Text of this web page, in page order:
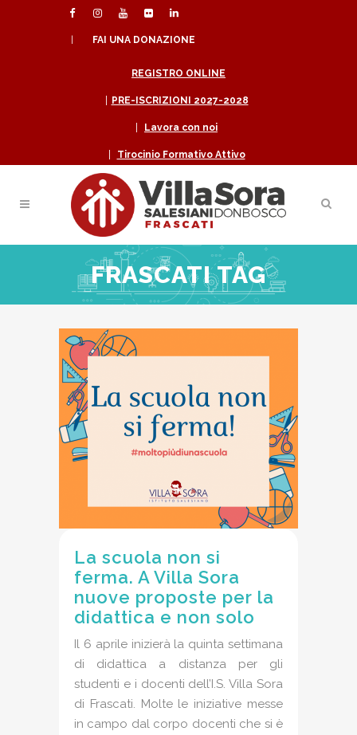
FAI UNA DONAZIONE
REGISTRO ONLINE
PRE-ISCRIZIONI 2027-2028
Lavora con noi
Tirocinio Formativo Attivo
FRASCATI TAG
La scuola non si
ferma. A Villa Sora
nuove proposte per la
didattica e non solo
Il 6 aprile inizierà la quinta settimana
di didattica a distanza per gli
studenti e i docenti dell’I.S. Villa Sora
di Frascati. Molte le iniziative messe
in campo dal corpo docenti che si è